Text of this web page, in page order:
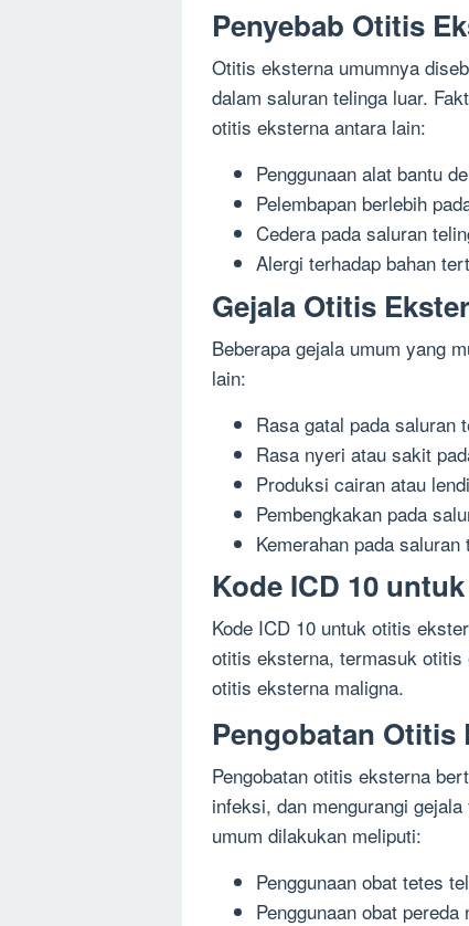
Penyebab Otitis
Otitis eksterna umumnya
dalam saluran telinga luar.
otitis eksterna antara lain:
Penggunaan alat bantu
Pelembapan berlebih
Cedera pada saluran
Alergi terhadap bahan
Gejala Otitis
Beberapa gejala umum yang
lain:
Rasa gatal pada saluran
Rasa nyeri atau sakit
Produksi cairan atau
Pembengkakan pada
Kemerahan pada saluran
Kode ICD 10
Kode ICD 10 untuk otitis
otitis eksterna, termasuk
otitis eksterna maligna.
Pengobatan Otitis
Pengobatan otitis eksterna
infeksi, dan mengurangi
umum dilakukan meliputi:
Penggunaan obat tetes
Penggunaan obat pereda